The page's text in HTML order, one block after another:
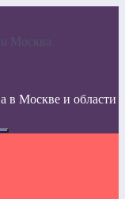
Москвa
в Москве и области